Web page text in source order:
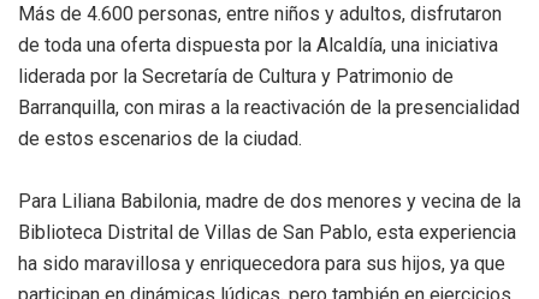
Más de 4.600 personas, entre niños y adultos, disfrutaron
de toda una oferta dispuesta por la Alcaldía, una iniciativa
liderada por la Secretaría de Cultura y Patrimonio de
Barranquilla, con miras a la reactivación de la presencialidad
de estos escenarios de la ciudad.
Para Liliana Babilonia, madre de dos menores y vecina de la
Biblioteca Distrital de Villas de San Pablo, esta experiencia
ha sido maravillosa y enriquecedora para sus hijos, ya que